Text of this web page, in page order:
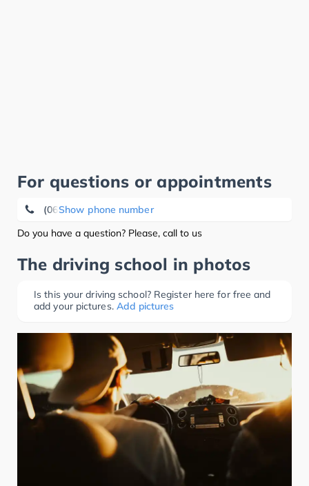
For questions or appointments
Show phone number
(0681) 5 89 52 02
Do you have a question? Please, call to us
The driving school in photos
Is this your driving school? Register here for free and
add your pictures. Add pictures